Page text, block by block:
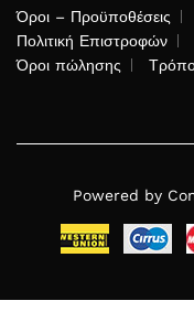
Όροι – Προϋποθέσεις
Πολιτική Επιστροφών
Όροι πώλησης
Powered by